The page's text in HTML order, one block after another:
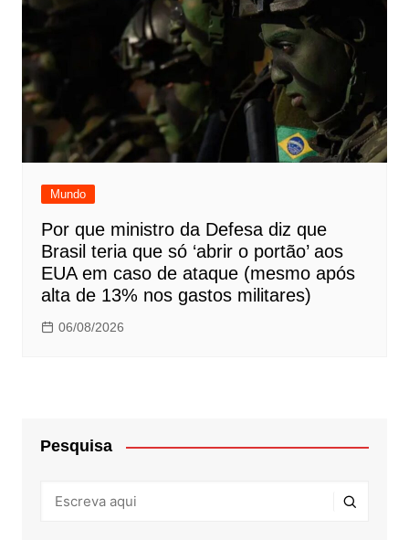
Mundo
Por que ministro da Defesa diz que
Brasil teria que só ‘abrir o portão’ aos
EUA em caso de ataque (mesmo após
alta de 13% nos gastos militares)
06/08/2026
Pesquisa